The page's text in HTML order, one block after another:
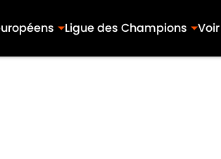
Ligue des Champions